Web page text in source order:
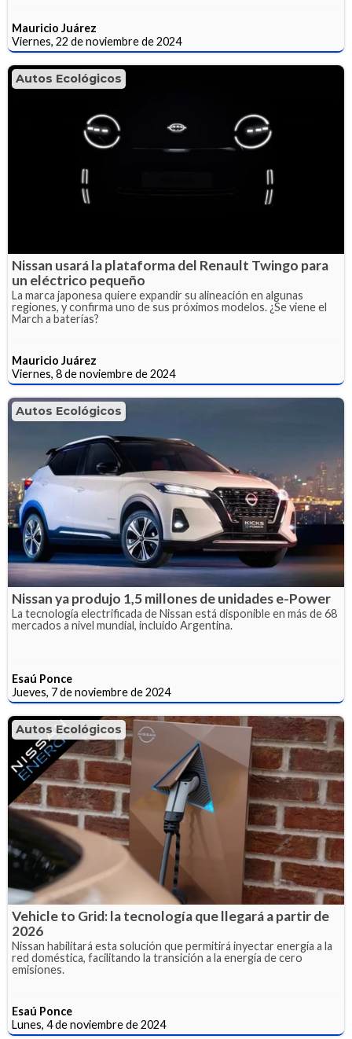
Mauricio Juárez
Viernes, 22 de noviembre de 2024
Autos Ecológicos
Nissan usará la plataforma del Renault Twingo para
un eléctrico pequeño
La marca japonesa quiere expandir su alineación en algunas
regiones, y confirma uno de sus próximos modelos. ¿Se viene el
March a baterías?
Mauricio Juárez
Viernes, 8 de noviembre de 2024
Autos Ecológicos
Nissan ya produjo 1,5 millones de unidades e-Power
La tecnología electrificada de Nissan está disponible en más de 68
mercados a nivel mundial, incluido Argentina.
Esaú Ponce
Jueves, 7 de noviembre de 2024
Autos Ecológicos
Vehicle to Grid: la tecnología que llegará a partir de
2026
Nissan habilitará esta solución que permitirá inyectar energía a la
red doméstica, facilitando la transición a la energía de cero
emisiones.
Esaú Ponce
Lunes, 4 de noviembre de 2024